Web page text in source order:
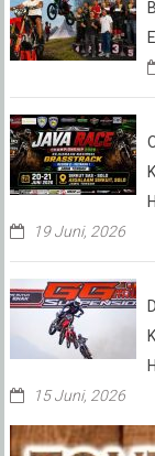
19 Juni, 2026
15 Juni, 2026